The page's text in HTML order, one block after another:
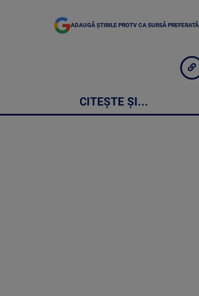
ADAUGĂ ȘTIRILE PROTV CA SURSĂ PREFERATĂ
CITEȘTE ȘI...